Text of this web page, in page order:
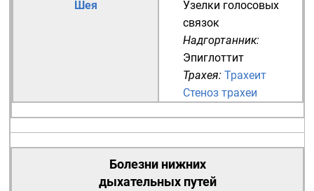
Шея
Узелки голосовых
связок
Надгортанник:
Эпиглоттит
Трахея: Трахеит
Стеноз трахеи
Болезни нижних
дыхательных путей